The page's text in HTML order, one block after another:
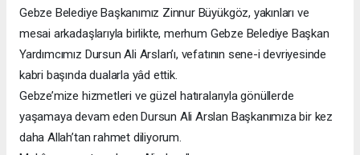
Gebze Belediye Başkanımız Zinnur Büyükgöz, yakınları ve
mesai arkadaşlarıyla birlikte, merhum Gebze Belediye Başkan
Yardımcımız Dursun Ali Arslan’ı, vefatının sene-i devriyesinde
kabri başında dualarla yâd ettik.
Gebze’mize hizmetleri ve güzel hatıralarıyla gönüllerde
yaşamaya devam eden Dursun Ali Arslan Başkanımıza bir kez
daha Allah’tan rahmet diliyorum.